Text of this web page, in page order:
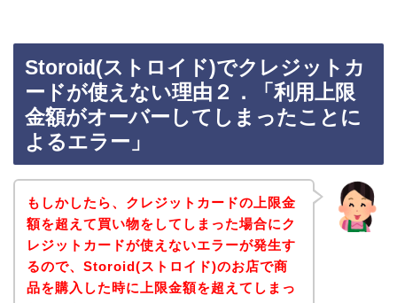
Storoid(ストロイド)でクレジットカ
ードが使えない理由２．「利用上限
金額がオーバーしてしまったことに
よるエラー」
もしかしたら、クレジットカードの上限金
額を超えて買い物をしてしまった場合にク
レジットカードが使えないエラーが発生す
るので、Storoid(ストロイド)のお店で商
品を購入した時に上限金額を超えてしまっ